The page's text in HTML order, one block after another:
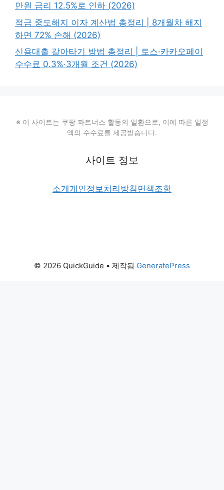
만원 금리 12.5%로 인하 (2026)
적금 중도해지 이자 계산법 총정리 | 8개월차 해지
하면 72% 손해 (2026)
신용대출 갈아타기 방법 총정리 | 토스·카카오페이
수수료 0.3%·3개월 조건 (2026)
※ 이 사이트는 쿠팡 파트너스 활동의 일환으로, 이에 따른 일정
액의 수수료를 제공받습니다.
사이트 정보
소개 개인정보처리방침 면책조항
© 2026 QuickGuide • 제작됨 GeneratePress